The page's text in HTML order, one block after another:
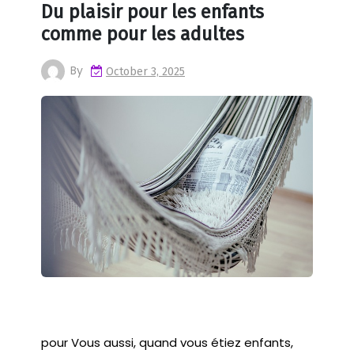
Du plaisir pour les enfants
comme pour les adultes
By October 3, 2025
pour Vous aussi, quand vous étiez enfants,